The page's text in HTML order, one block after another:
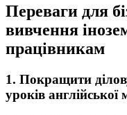
Переваги для
вивчення
працівникам
1. Покращити
уроків англійської